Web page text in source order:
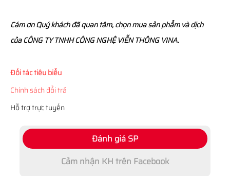
Cám ơn Quý khách đã quan tâm, chọn mua sản phẩm và dịch
của CÔNG TY TNHH CÔNG NGHỆ VIỄN THÔNG VINA.
Đối tác tiêu biểu
Chính sách đổi trả
Hỗ trợ trực tuyến
Đánh giá SP
Cảm nhận KH trên Facebook